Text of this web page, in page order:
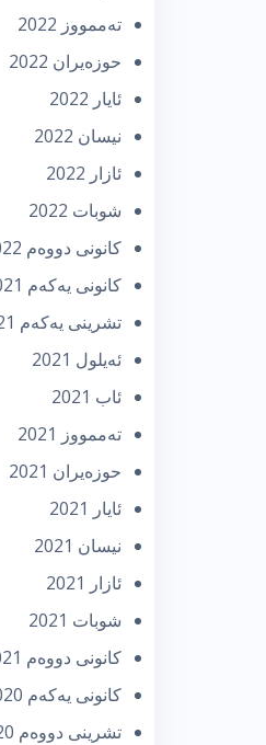
تەممووز 2022
حوزه‌یران 2022
ئایار 2022
نیسان 2022
ئازار 2022
شوبات 2022
كانونی دووه‌م 2022
كانونی یه‌كه‌م 2021
تشرینی یه‌كه‌م 2021
ئه‌یلول 2021
ئاب 2021
تەممووز 2021
حوزه‌یران 2021
ئایار 2021
نیسان 2021
ئازار 2021
شوبات 2021
كانونی دووه‌م 2021
كانونی یه‌كه‌م 2020
تشرینی دووه‌م 2020